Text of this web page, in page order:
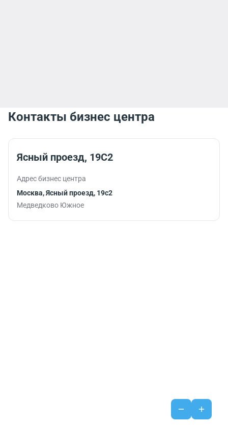
Контакты бизнес центра
Ясный проезд, 19С2
Адрес бизнес центра
Москва, Ясный проезд, 19с2
Медведково Южное